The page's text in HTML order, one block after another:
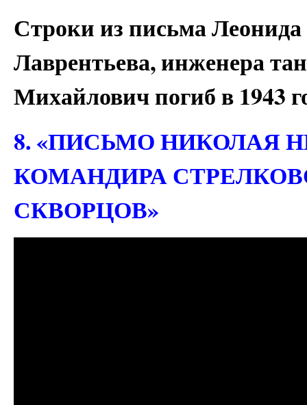
Строки из письма
Лаврентьева, инженера
Михайлович погиб в 1943
8. «ПИСЬМО НИКОЛАЯ
КОМАНДИРА
СКВОРЦОВ»